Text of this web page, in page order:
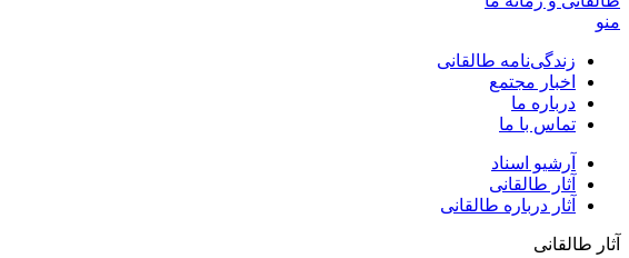
منو
زندگی‌نامه طالقانی
اخبار مجتمع
درباره ما
تماس با ما
آرشیو اسناد
آثار طالقانی
آثار درباره طالقانی
آثار طالقانی